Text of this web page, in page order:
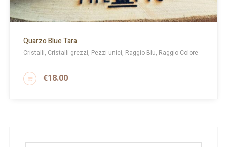
Quarzo Blue Tara
Cristalli, Cristalli grezzi, Pezzi unici, Raggio Blu, Raggio Colore
€18.00
AGGIUNGI AL CARRELLO